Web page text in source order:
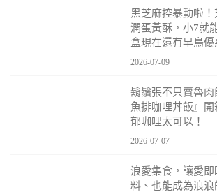
黑芝麻控暴動啦
潤蛋黃酥，小7就
盒現在還有早鳥優
2026-07-09
鬍鬚張不只賣魯肉
魚排咖哩丼飯』
郁咖哩太可以！
2026-07-07
浪愛集食，讓愛即
料、也能成為浪浪